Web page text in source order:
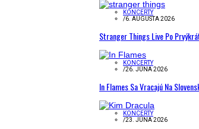
KONCERTY
/6. AUGUSTA 2026
Stranger Things Live Po
KONCERTY
/26. JÚNA 2026
In Flames Sa Vracajú Na
KONCERTY
/23. JÚNA 2026